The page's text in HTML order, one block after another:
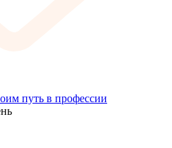
путь в профессии